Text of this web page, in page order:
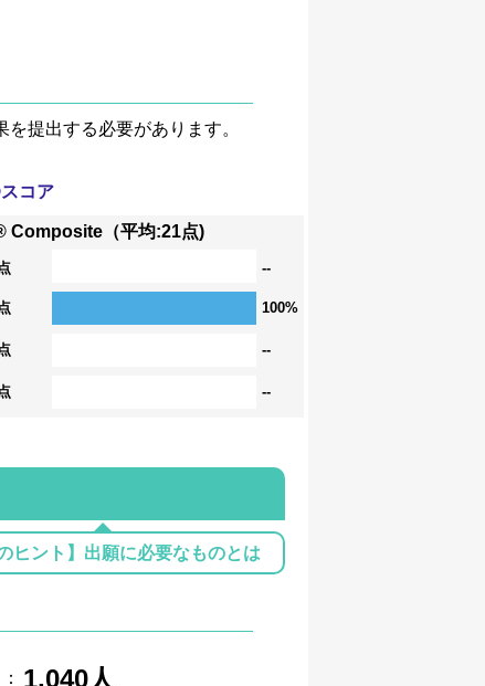
提出する必要があります。
コア
Composite（平均:21点)
--
100%
--
--
ヒント】出願に必要なものとは
： 1,040人